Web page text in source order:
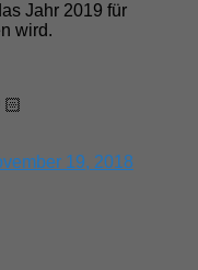
Jahr 2019 für
wird.
19, 2018